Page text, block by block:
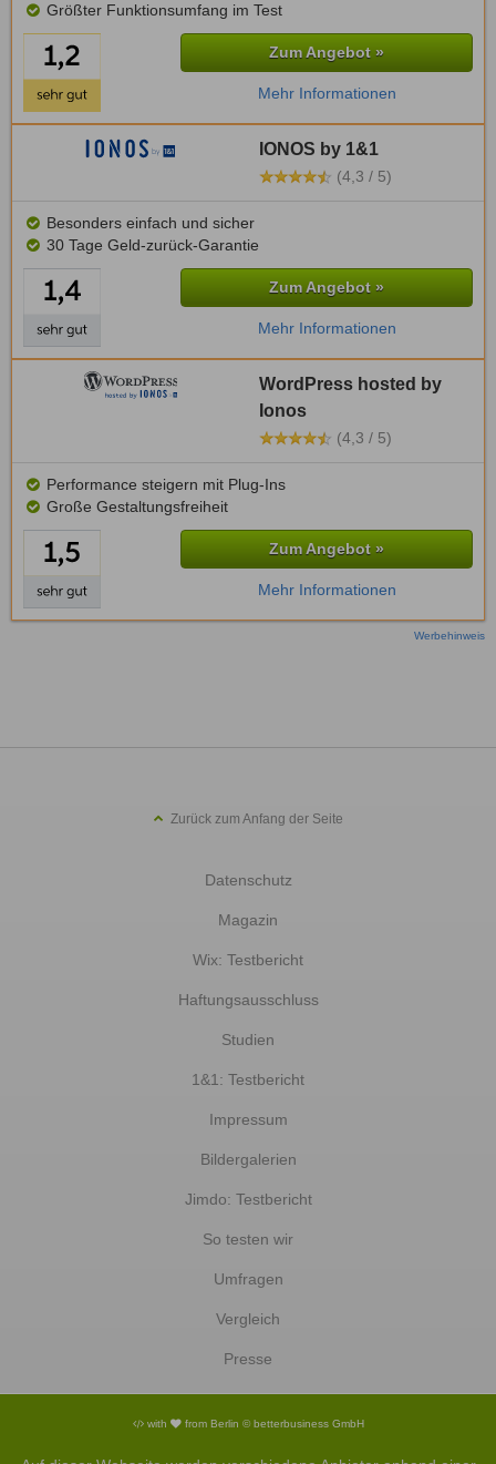
Größter Funktionsumfang im Test
Zum Angebot »
Mehr Informationen
IONOS by 1&1
(4,3 / 5)
Besonders einfach und sicher
30 Tage Geld-zurück-Garantie
Zum Angebot »
Mehr Informationen
WordPress hosted by
Ionos
(4,3 / 5)
Performance steigern mit Plug-Ins
Große Gestaltungsfreiheit
Zum Angebot »
Mehr Informationen
Werbehinweis
Zurück zum Anfang der Seite
Datenschutz
Magazin
Wix: Testbericht
Haftungsausschluss
Studien
1&1: Testbericht
Impressum
Bildergalerien
Jimdo: Testbericht
So testen wir
Umfragen
Vergleich
Presse
with from Berlin © betterbusiness GmbH